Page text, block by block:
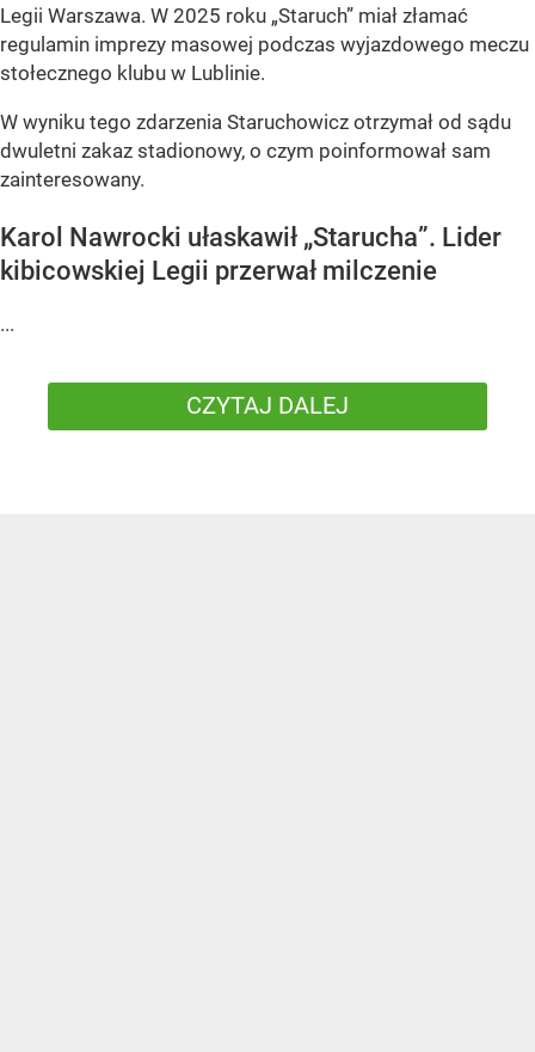
Legii Warszawa. W 2025 roku „Staruch” miał złamać
regulamin imprezy masowej podczas wyjazdowego meczu
stołecznego klubu w Lublinie.
W wyniku tego zdarzenia Staruchowicz otrzymał od sądu
dwuletni zakaz stadionowy, o czym poinformował sam
zainteresowany.
Karol Nawrocki ułaskawił „Starucha”. Lider
kibicowskiej Legii przerwał milczenie
...
CZYTAJ DALEJ